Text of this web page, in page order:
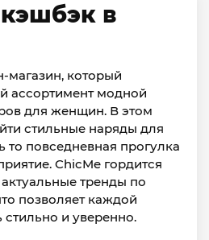
в
магазин, который
ассортимент модной
для женщин. В этом
стильные наряды для
то повседневная прогулка
ChicMe гордится
актуальные тренды по
позволяет каждой
и уверенно.